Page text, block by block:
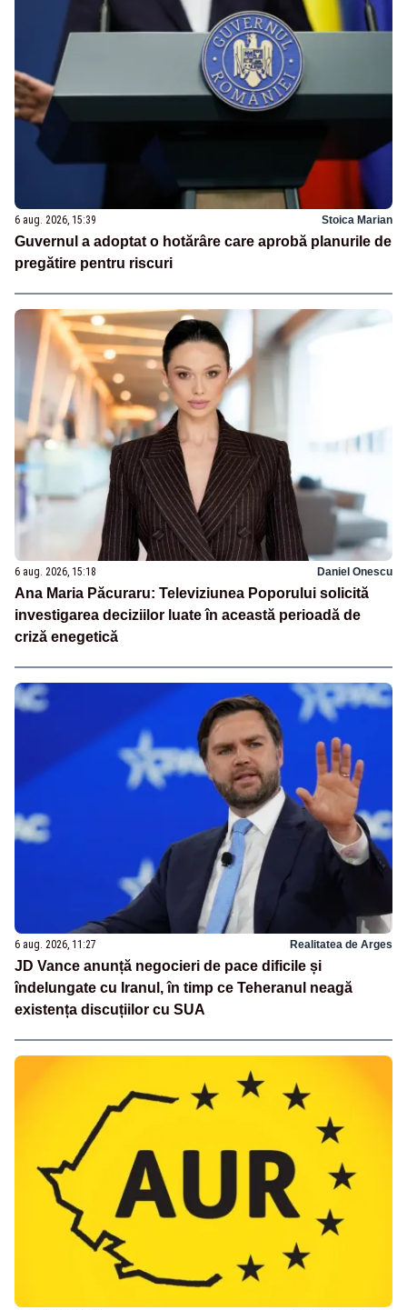
6 aug. 2026, 15:39 Stoica Marian
Guvernul a adoptat o hotărâre care aprobă planurile de
pregătire pentru riscuri
6 aug. 2026, 15:18 Daniel Onescu
Ana Maria Păcuraru: Televiziunea Poporului solicită
investigarea deciziilor luate în această perioadă de
criză enegetică
6 aug. 2026, 11:27 Realitatea de Arges
JD Vance anunță negocieri de pace dificile și
îndelungate cu Iranul, în timp ce Teheranul neagă
existența discuțiilor cu SUA